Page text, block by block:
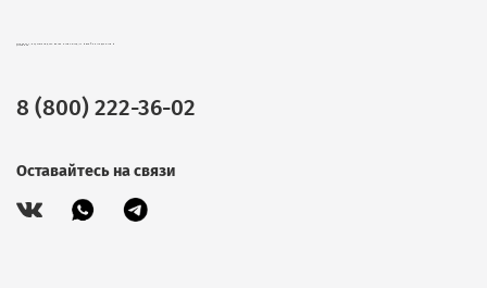
8 (800) 222-36-02
Оставайтесь на связи